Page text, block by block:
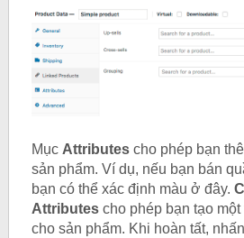
Mục Attributescho phép bạn
sản phẩm. Ví dụ, nếu bạn bán
bạn có thể xác định màu ở đây.
Attributescho phép bạn tạo một
cho sản phẩm. Khi hoàn tất,